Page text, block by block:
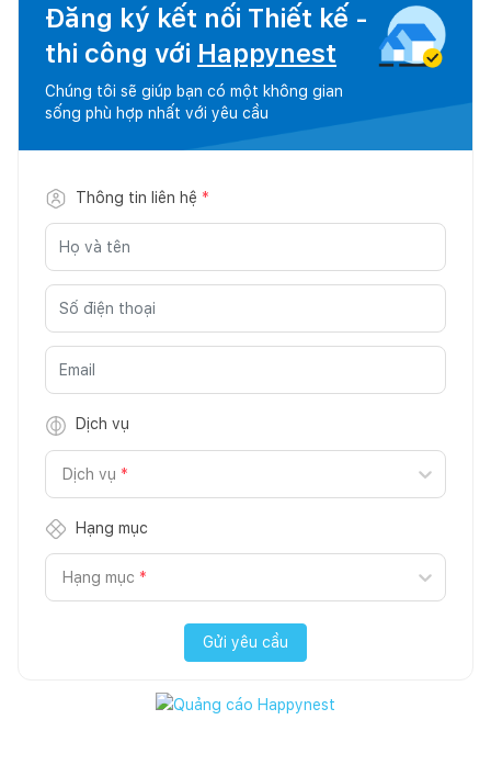
Đăng ký kết nối Thiết kế -
thi công với Happynest
Chúng tôi sẽ giúp bạn có một không gian
sống phù hợp nhất với yêu cầu
Thông tin liên hệ *
Dịch vụ
Dịch vụ *
Hạng mục
Hạng mục *
Gửi yêu cầu